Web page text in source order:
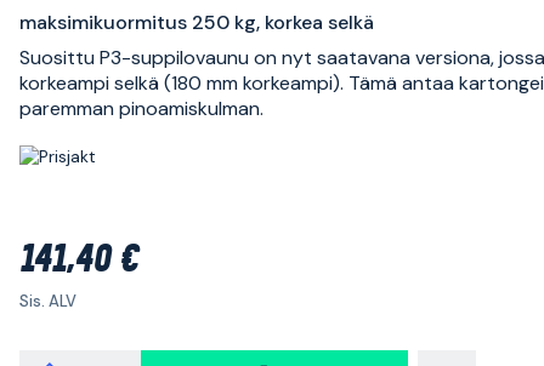
maksimikuormitus 250 kg, korkea selkä
Suosittu P3-suppilovaunu on nyt saatavana versiona,
korkeampi selkä (180 mm korkeampi). Tämä antaa
paremman pinoamiskulman.
141,40 €
Sis. ALV